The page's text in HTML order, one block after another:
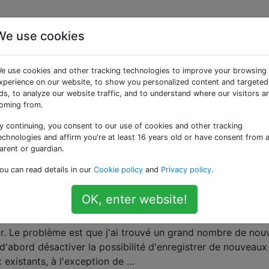
«registration»
les champs inutiles
cette question: /programming/14799733/remove-name-
le lien dans sa réponse est mort, et le chemin de fichier
version de Joomla (version 3.3), donc la réponse
simple: le formulaire d'inscription pour Joomla …
utilisateurs de s'inscrire sur mon site Web?
pas d'inscription des utilisateurs. Le seul utilisateur
Le problème est que j'ai trouvé un grand nombre de
désactiver la possibilité d'enregistrer de nouveaux
existants, à l'exception de …
use cookies
use cookies and other tracking technologies to improve your browsing
on our website, to show you personalized content and targeted
to analyze our website traffic, and to understand where our visitors
from.
continuing, you consent to our use of cookies and other tracking
and affirm you're at least 16 years old or have consent from a
or guardian.
can read details in our Cookie policy and Privacy policy.
OK, enter website!